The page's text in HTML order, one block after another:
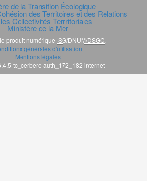
de la Transition Écologique
des Territoires et des Relations
Collectivités Terrritoriales
Ministère de la Mer
produit numérique SG/DNUM/DSGC.
générales d'utilisation
Mentions légales
tc_cerbere-auth_172_182-internet